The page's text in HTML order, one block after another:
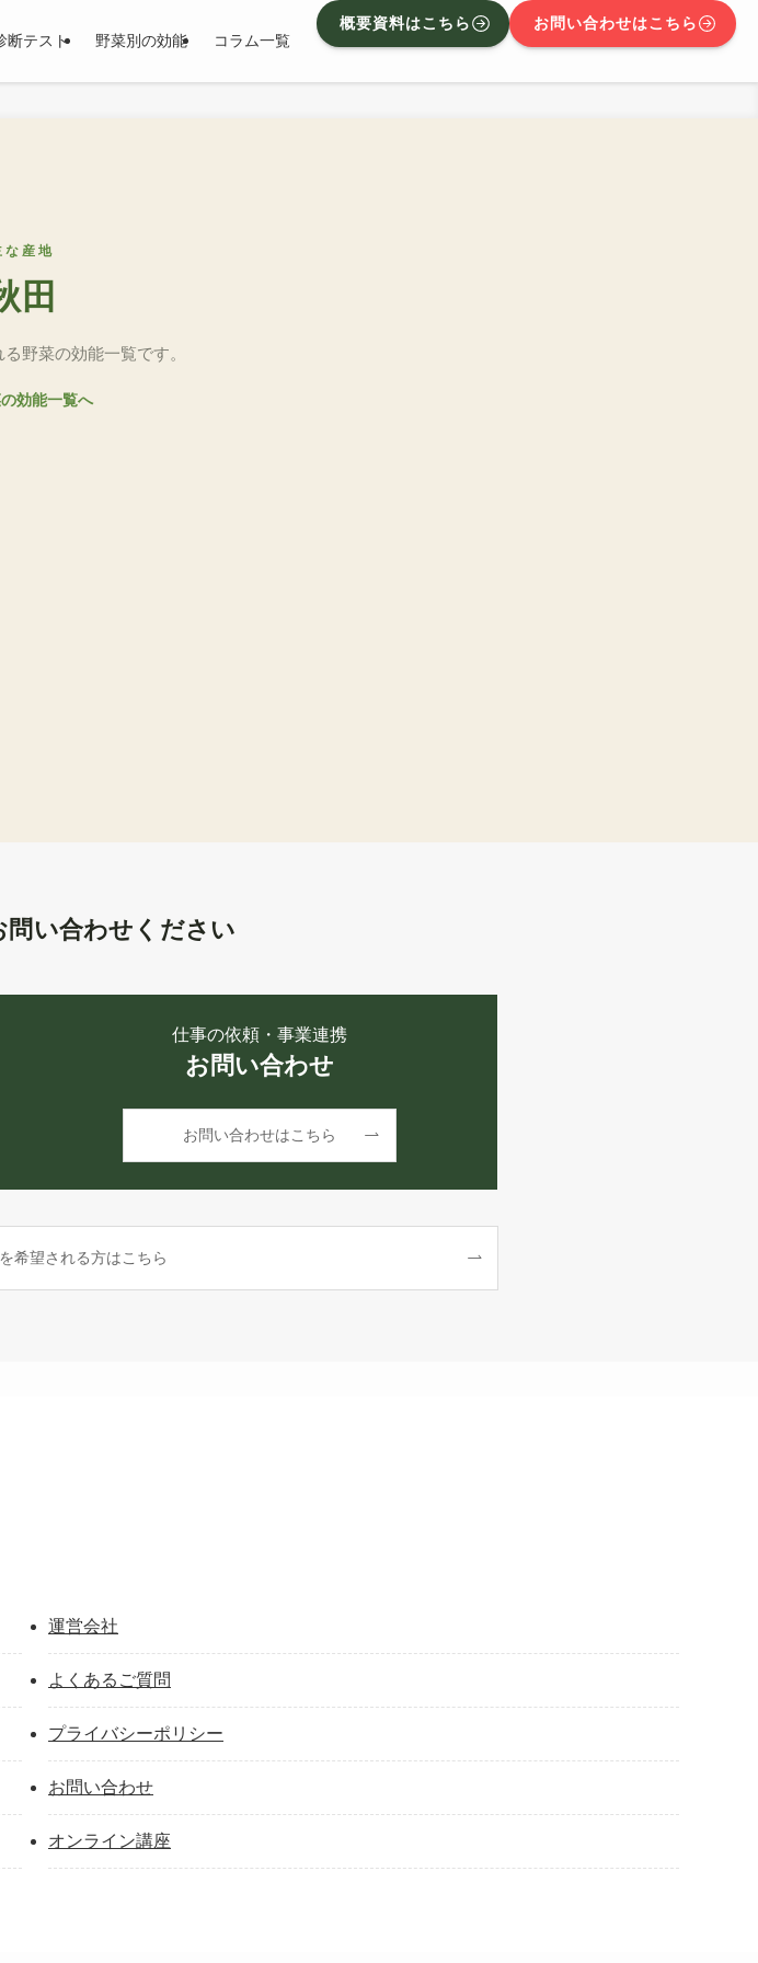
断テスト 野菜別の効能 コラム一覧
概要資料はこちら お問い合わせはこちら
な産地
田
る野菜の効能一覧です。
効能一覧へ
問い合わせください
仕事の依頼・事業連携
お問い合わせ
お問い合わせはこちら
希望される方はこちら
運営会社
よくあるご質問
プライバシーポリシー
お問い合わせ
オンライン講座